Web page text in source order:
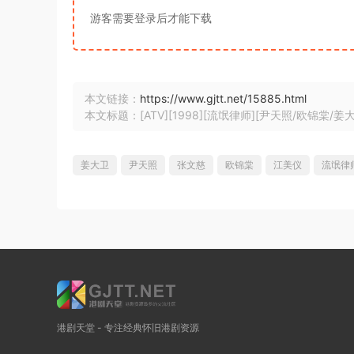
游客需要登录后才能下载
本文链接： https://www.gjtt.net/15885.html
本文标题：[ATV][1998][流氓律师][尹天照/欧锦棠/姜
姜大卫 尹天照 张文慈 欧锦棠 江美仪 流氓律
港剧天堂 - 专注经典怀旧港剧资源